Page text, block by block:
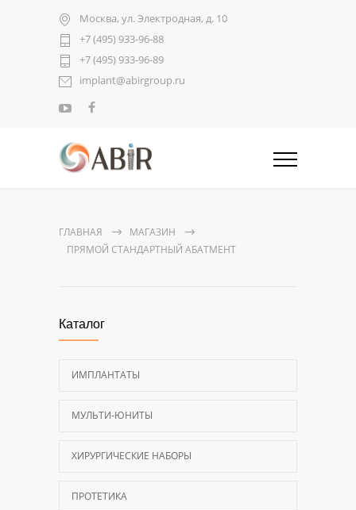
Москва, ул. Электродная, д. 10
+7 (495) 933-96-88
+7 (495) 933-96-89
implant@abirgroup.ru
ГЛАВНАЯ
МАГАЗИН
ПРЯМОЙ СТАНДАРТНЫЙ АБАТМЕНТ
Каталог
ИМПЛАНТАТЫ
МУЛЬТИ-ЮНИТЫ
ХИРУРГИЧЕСКИЕ НАБОРЫ
ПРОТЕТИКА